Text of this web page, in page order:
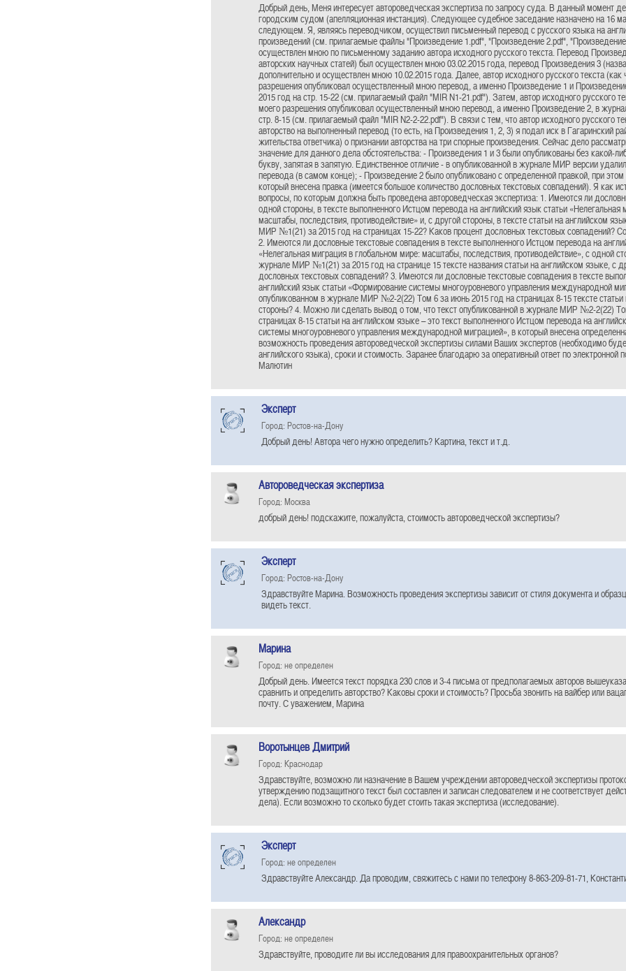
Добрый день, Меня интересует автороведческая экспертиза по запросу суда. В данный момент
городским судом (апелляционная инстанция). Следующее судебное заседание назначено на 16
следующем. Я, являясь переводчиком, осуществил письменный перевод с русского языка на
произведений (см. прилагаемые файлы "Произведение 1.pdf", "Произведение 2.pdf",
осуществлен мною по письменному заданию автора исходного русского текста. Перевод
авторских научных статей) был осуществлен мною 03.02.2015 года, перевод Произведения 3
дополнительно и осуществлен мною 10.02.2015 года. Далее, автор исходного русского текста (как
разрешения опубликовал осуществленный мною перевод, а именно Произведение 1 и
2015 год на стр. 15-22 (см. прилагаемый файл "MIR N1-21.pdf"). Затем, автор исходного русского
моего разрешения опубликовал осуществленный мною перевод, а именно Произведение 2, в
стр. 8-15 (см. прилагаемый файл "MIR N2-2-22.pdf"). В связи с тем, что автор исходного русского
авторство на выполненный перевод (то есть, на Произведения 1, 2, 3) я подал иск в Гагаринский
жительства ответчика) о признании авторства на три спорные произведения. Сейчас дело
значение для данного дела обстоятельства: - Произведения 1 и 3 были опубликованы без какой-
букву, запятая в запятую. Единственное отличие - в опубликованной в журнале МИР версии
перевода (в самом конце); - Произведение 2 было опубликовано с определенной правкой, при
который внесена правка (имеется большое количество дословных текстовых совпадений). Я как
вопросы, по которым должна быть проведена автороведческая экспертиза: 1. Имеются ли
одной стороны, в тексте выполненного Истцом перевода на английский язык статьи
масштабы, последствия, противодействие» и, с другой стороны, в тексте статьи на английском
МИР №1(21) за 2015 год на страницах 15-22? Каков процент дословных текстовых совпадений?
2. Имеются ли дословные текстовые совпадения в тексте выполненного Истцом перевода на
«Нелегальная миграция в глобальном мире: масштабы, последствия, противодействие», с одной
журнале МИР №1(21) за 2015 год на странице 15 тексте названия статьи на английском языке, с
дословных текстовых совпадений? 3. Имеются ли дословные текстовые совпадения в тексте
английский язык статьи «Формирование системы многоуровневого управления международной
опубликованном в журнале МИР №2-2(22) Том 6 за июнь 2015 год на страницах 8-15 тексте статьи
стороны? 4. Можно ли сделать вывод о том, что текст опубликованной в журнале МИР №2-2(22)
страницах 8-15 статьи на английском языке – это текст выполненного Истцом перевода на
системы многоуровневого управления международной миграцией», в который внесена
возможность проведения автороведческой экспертизы силами Ваших экспертов (необходимо
английского языка), сроки и стоимость. Заранее благодарю за оперативный ответ по
Малютин
Эксперт
Город: Ростов-на-Дону
Добрый день! Автора чего нужно определить? Картина, текст и т.д.
Автороведческая экспертиза
Город: Москва
добрый день! подскажите, пожалуйста, стоимость автороведческой экспертизы?
Эксперт
Город: Ростов-на-Дону
Здравствуйте Марина. Возможность проведения экспертизы зависит от стиля документа и
видеть текст.
Марина
Город: не определен
Добрый день. Имеется текст порядка 230 слов и 3-4 письма от предполагаемых авторов
сравнить и определить авторство? Каковы сроки и стоимость? Просьба звонить на вайбер или
почту. С уважением, Марина
Воротынцев Дмитрий
Город: Краснодар
Здравствуйте, возможно ли назначение в Вашем учреждении автороведческой экспертизы
утверждению подзащитного текст был составлен и записан следователем и не соответствует
дела). Если возможно то сколько будет стоить такая экспертиза (исследование).
Эксперт
Город: не определен
Здравствуйте Александр. Да проводим, свяжитесь с нами по телефону 8-863-209-81-71,
Александр
Город: не определен
Здравствуйте, проводите ли вы исследования для правоохранительных органов?